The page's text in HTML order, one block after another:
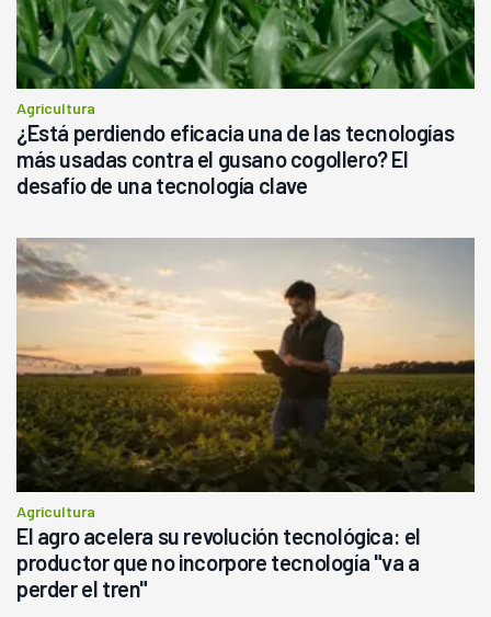
Agricultura
¿Está perdiendo eficacia una de las tecnologías
más usadas contra el gusano cogollero? El
desafío de una tecnología clave
Agricultura
El agro acelera su revolución tecnológica: el
productor que no incorpore tecnología "va a
perder el tren"